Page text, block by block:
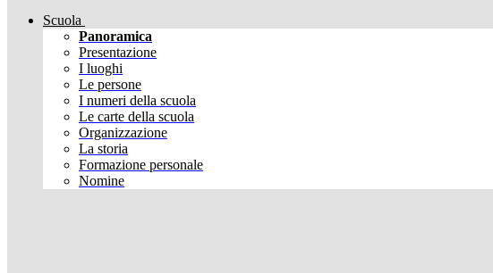
Scuola
Panoramica
Presentazione
I luoghi
Le persone
I numeri della scuola
Le carte della scuola
Organizzazione
La storia
Formazione personale
Nomine